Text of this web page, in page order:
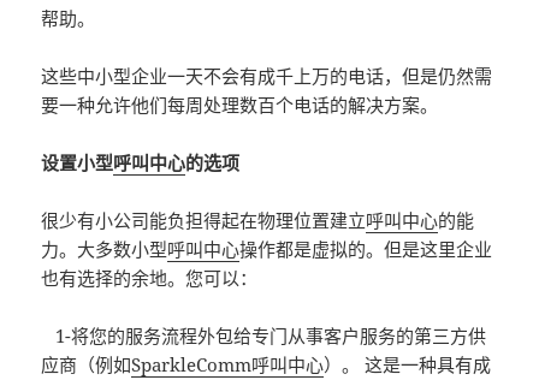
帮助。
这些中小型企业一天不会有成千上万的电话，但是仍然需
要一种允许他们每周处理数百个电话的解决方案。
设置小型呼叫中心的选项
很少有小公司能负担得起在物理位置建立呼叫中心的能
力。大多数小型呼叫中心操作都是虚拟的。但是这里企业
也有选择的余地。您可以：
1-将您的服务流程外包给专门从事客户服务的第三方供
应商（例如SparkleComm呼叫中心）。 这是一种具有成